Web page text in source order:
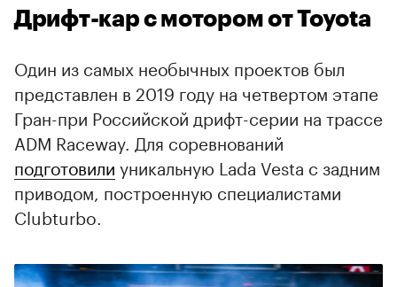
Дрифт-кар с мотором от Toyota
Один из самых необычных проектов был
представлен в 2019 году на четвертом этапе
Гран-при Российской дрифт-серии на трассе
ADM Raceway. Для соревнований
подготовили уникальную Lada Vesta с задним
приводом, построенную специалистами
Clubturbo.